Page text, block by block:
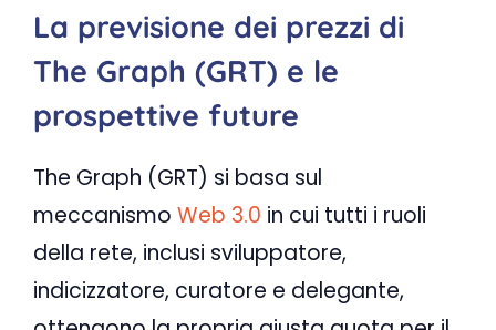
La previsione dei prezzi di
The Graph (GRT) e le
prospettive future
The Graph (GRT) si basa sul
meccanismo Web 3.0 in cui tutti i ruoli
della rete, inclusi sviluppatore,
indicizzatore, curatore e delegante,